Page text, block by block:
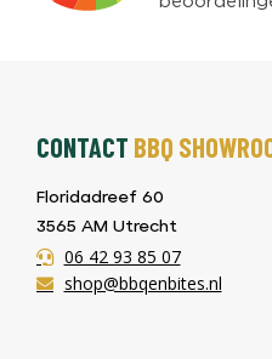
CONTACT BBQ
Floridadreef 60
3565 AM Utrecht
06 42 93 85 07
shop@bbqenbites.nl